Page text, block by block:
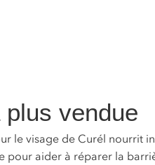
vendue
le visage de Curél nourrit
pour aider à réparer la